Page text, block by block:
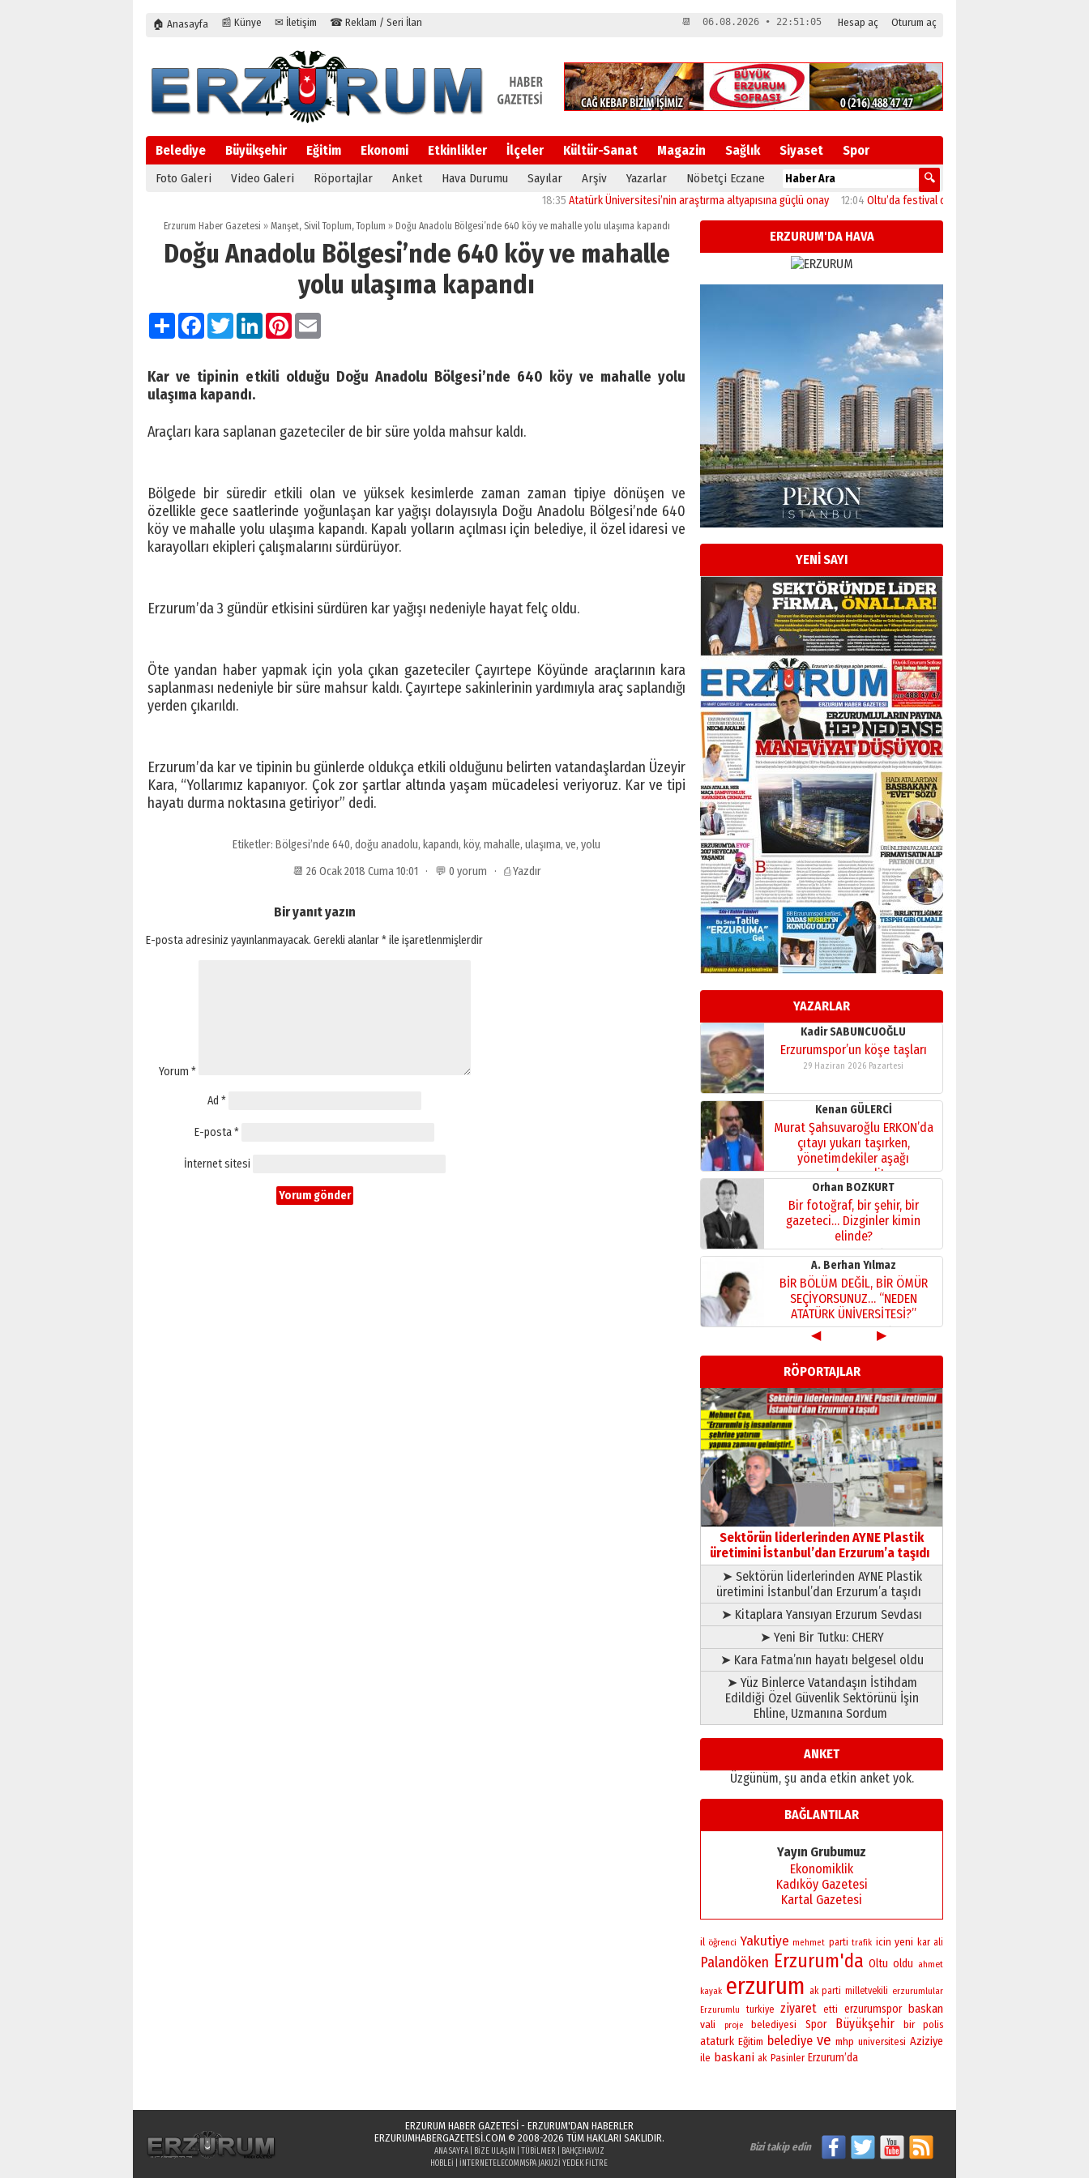
🏠 Anasayfa 📰 Künye ✉ İletişim ☎ Reklam / Seri İlan Hesap aç Oturum aç
📆 06.08.2026 • 22:51:05
Belediye Büyükşehir Eğitim Ekonomi Etkinlikler İlçeler Kültür-Sanat Magazin Sağlık Siyaset Spor
Foto Galeri Video Galeri Röportajlar Anket Hava Durumu Sayılar Arşiv Yazarlar Nöbetçi Eczane
Atatürk Üniversitesi’nin araştırma altyapısına güçlü onay 12:04 Oltu’da festival coşkusu konserle zirveye ulaştı
Erzurum Haber Gazetesi » Manşet, Sivil Toplum,Toplum »Doğu Anadolu Bölgesi’nde 640 köy ve mahalle yolu ulaşıma kapandı
Doğu Anadolu Bölgesi’nde 640 köy ve mahalle
yolu ulaşıma kapandı
PaylaşFacebook
TwitterLinkedInPinterest
Kar ve tipinin etkili olduğu Doğu Anadolu Bölgesi’nde 640 köy ve mahalle yolu
ulaşıma kapandı.
Araçları kara saplanan gazeteciler de bir süre yolda mahsur kaldı.
Bölgede bir süredir etkili olan ve yüksek kesimlerde zaman zaman tipiye dönüşen ve
özellikle gece saatlerinde yoğunlaşan kar yağışı dolayısıyla Doğu Anadolu Bölgesi’nde 640
köy ve mahalle yolu ulaşıma kapandı. Kapalı yolların açılması için belediye, il özel idaresi ve
karayolları ekipleri çalışmalarını sürdürüyor.
Erzurum’da 3 gündür etkisini sürdüren kar yağışı nedeniyle hayat felç oldu.
Öte yandan haber yapmak için yola çıkan gazeteciler Çayırtepe Köyünde araçlarının kara
saplanması nedeniyle bir süre mahsur kaldı. Çayırtepe sakinlerinin yardımıyla araç saplandığı
yerden çıkarıldı.
Erzurum’da kar ve tipinin bu günlerde oldukça etkili olduğunu belirten vatandaşlardan Üzeyir
Kara, “Yollarımız kapanıyor. Çok zor şartlar altında yaşam mücadelesi veriyoruz. Kar ve tipi
hayatı durma noktasına getiriyor” dedi.
Etiketler: Bölgesi’nde 640, doğu anadolu, kapandı, köy, mahalle, ulaşıma, ve, yolu
📆 26 Ocak 2018 Cuma 10:01 · 💬 0 yorum · ⎙ Yazdır
Bir yanıt yazın
E-posta adresiniz yayınlanmayacak. Gerekli alanlar*ile işaretlenmişlerdir
Yorum *
Ad *
E-posta*
İnternet sitesi
ERZURUM'DA HAVA
YENİ SAYI
YAZARLAR
Esat BİNDESEN
Başkan Sekmen’den Erzurum’a
bir vizyon proje daha!
02 Ağustos 2026 Pazar
Kadir SABUNCUOĞLU
Erzurumspor’un köşe taşları
29 Haziran 2026 Pazartesi
Kenan GÜLERCİ
Murat Şahsuvaroğlu ERKON’da
çıtayı yukarı taşırken,
yönetimdekiler aşağı
çekmemeli!
17 Şubat 2026 SalıOrhan BOZKURT
Bir fotoğraf, bir şehir, bir
gazeteci… Dizginler kimin
elinde?
31 Mart 2026 Salı
A. Berhan Yılmaz
BİR BÖLÜM DEĞİL, BİR ÖMÜR
SEÇİYORSUNUZ… “NEDEN
ATATÜRK ÜNİVERSİTESİ?”
28 Temmuz 2026 Salı
Ahmet Gökhan YAZICI
Ahmed Yesevi’den bir
Alperen… ”Reisimiz” idi…
Hakka yürüdü.!
26 Mart 2026 Perşembe
Cem Bakırcı
Ardında bıraktığı hatıralarıyla
gönül adamı Faruk Terzioğlu!
13 Mayıs 2026 Çarşamba
Esat BİNDESEN
Başkan Sekmen’den Erzurum’a
bir vizyon proje daha!
02 Ağustos 2026 Pazar
Kadir SABUNCUOĞLU
Erzurumspor’un köşe taşları
29 Haziran 2026 Pazartesi
Kenan GÜLERCİ
Murat Şahsuvaroğlu ERKON’da
çıtayı yukarı taşırken,
yönetimdekiler aşağı
çekmemeli!
17 Şubat 2026 SalıOrhan BOZKURT
Bir fotoğraf, bir şehir, bir
gazeteci… Dizginler kimin
elinde?
31 Mart 2026 Salı
A. Berhan Yılmaz
BİR BÖLÜM DEĞİL, BİR ÖMÜR
SEÇİYORSUNUZ… “NEDEN
ATATÜRK ÜNİVERSİTESİ?”
28 Temmuz 2026 Salı
Ahmet Gökhan YAZICI
Ahmed Yesevi’den bir
Alperen… ”Reisimiz” idi…
Hakka yürüdü.!
26 Mart 2026 Perşembe
Cem Bakırcı
Ardında bıraktığı hatıralarıyla
gönül adamı Faruk Terzioğlu!
13 Mayıs 2026 Çarşamba
Esat BİNDESEN
Başkan Sekmen’den Erzurum’a
bir vizyon proje daha!
02 Ağustos 2026 Pazar
◀ ▶
RÖPORTAJLAR
Sektörün liderlerinden AYNE Plastik
üretimini İstanbul’dan Erzurum’a taşıdı
➤ Sektörün liderlerinden AYNE Plastik
üretimini İstanbul’dan Erzurum’a taşıdı
➤ Kitaplara Yansıyan Erzurum Sevdası
➤ Yeni Bir Tutku: CHERY
➤ Kara Fatma’nın hayatı belgesel oldu
➤ Yüz Binlerce Vatandaşın İstihdam
Edildiği Özel Güvenlik Sektörünü İşin
Ehline, Uzmanına Sordum
ANKET
Üzgünüm, şu anda etkin anket yok.
BAĞLANTILAR
Yayın Grubumuz
Ekonomiklik
Kadıköy Gazetesi
Kartal Gazetesi
il öğrenci Yakutiye mehmet parti trafik icin yeni kar ali
Palandöken Erzurum'da Oltu oldu ahmet
kayak erzurum ak parti milletvekili erzurumlular
Erzurumlu turkiye ziyaret etti erzurumspor baskan
vali proje belediyesi Spor Büyükşehir bir polis
ataturk Eğitim belediye ve mhp universitesi Aziziye
ile baskani ak Pasinler Erzurum’da
ERZURUM HABER GAZETESİ - ERZURUM'DAN HABERLER
ERZURUMHABERGAZETESI.COM© 2008-2026 TÜM HAKLARI SAKLIDIR.
ANA SAYFA| BIZE ULAŞIN TÜBILMER
BAHÇEHAVUZ
HOBLEI
INTERNETELECOMMSPA JAKUZI YEDEK FILTRE
Bizi takip edin